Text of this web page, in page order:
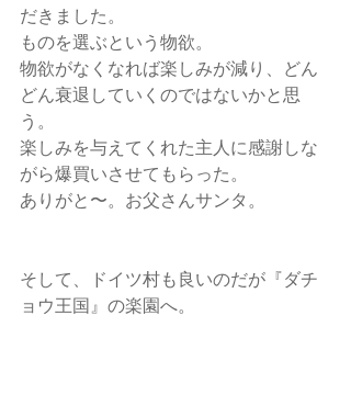
だきました。
ものを選ぶという物欲。
物欲がなくなれば楽しみが減り、どん
どん衰退していくのではないかと思
う。
楽しみを与えてくれた主人に感謝しな
がら爆買いさせてもらった。
ありがと〜。お父さんサンタ。
そして、ドイツ村も良いのだが『ダチ
ョウ王国』の楽園へ。